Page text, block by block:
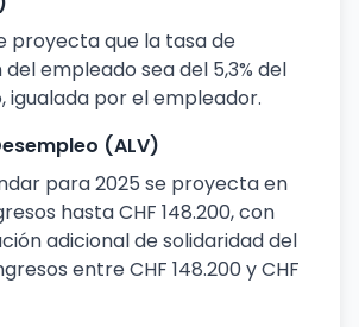
proyecta que la tasa de
empleado sea del 5,3% del
igualada por el empleador.
(ALV)
para 2025 se proyecta en
hasta CHF 148.200, con
adicional de solidaridad del
entre CHF 148.200 y CHF